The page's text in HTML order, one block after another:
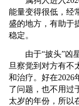
能量变得很低，经
盛的地方，有助于
稳定。
由于“披头”凶
旦察觉到对方有不
和治疗。好在2026
了问题，也不用过
太岁的年份，所以